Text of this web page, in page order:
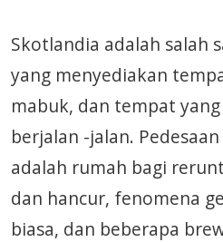
Skotlandia adalah salah
yang menyediakan
mabuk, dan tempat
berjalan -jalan.
adalah rumah bagi
dan hancur, fenomena
biasa, dan beberapa